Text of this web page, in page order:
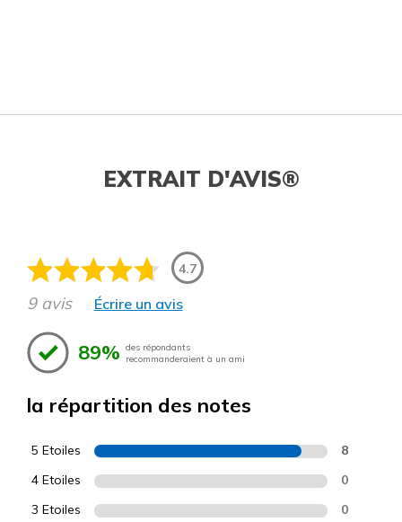
EXTRAIT D'AVIS®
4.7
9 avis Écrire un avis
89% des répondants
recommanderaient à un ami
la répartition des notes
5 Etoiles 8
4 Etoiles 0
3 Etoiles 0